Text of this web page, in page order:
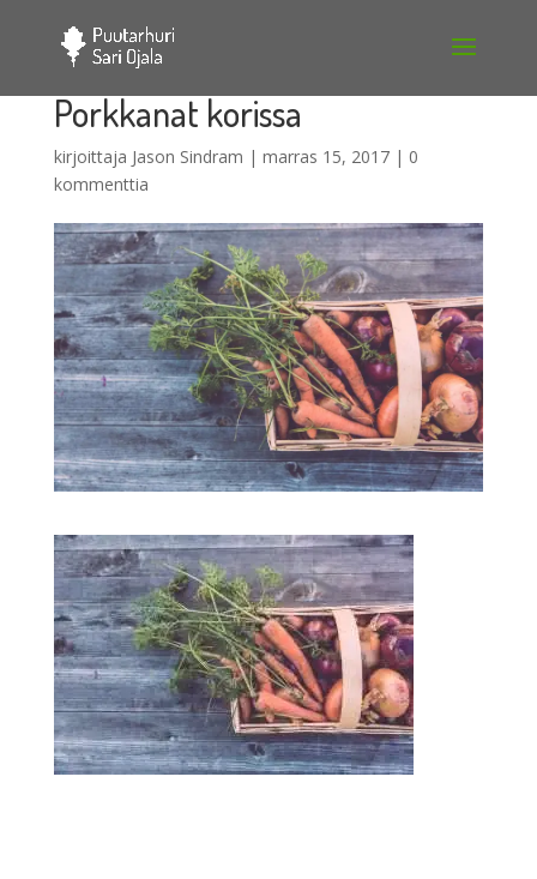
Porkkanat korissa
kirjoittaja Jason Sindram | marras 15, 2017| 0
kommenttia